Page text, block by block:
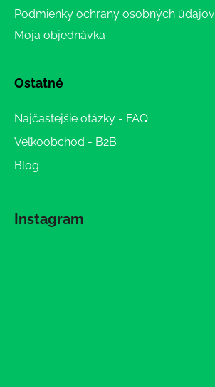
Podmienky ochrany osobných údajov
Moja objednávka
Ostatné
Najčastejšie otázky - FAQ
Veľkoobchod - B2B
Blog
Instagram